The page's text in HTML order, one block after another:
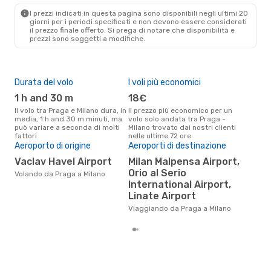
I prezzi indicati in questa pagina sono disponibili negli ultimi 20
giorni per i periodi specificati e non devono essere considerati
il ​​prezzo finale offerto. Si prega di notare che disponibilità e
prezzi sono soggetti a modifiche.
Durata del volo
1 h and 30 m
Il volo tra Praga e Milano dura, in
media, 1 h and 30 m minuti, ma
può variare a seconda di molti
fattori
I voli più economici
18€
Il prezzo più economico per un
volo solo andata tra Praga -
Milano trovato dai nostri clienti
nelle ultime 72 ore
Aeroporto di origine
Vaclav Havel Airport
Volando da Praga a Milano
Aeroporti di destinazione
Milan Malpensa Airport,
Orio al Serio
International Airport,
Linate Airport
Viaggiando da Praga a Milano